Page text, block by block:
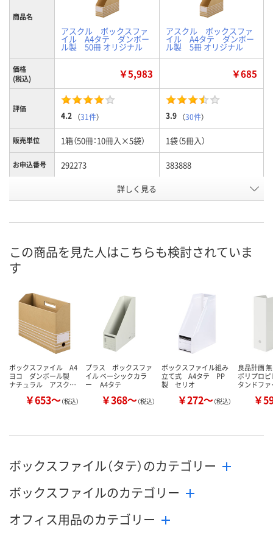
商品名
アスクル ボックスファ
イル A4タテ ダンボー
ル製 50冊 オリジナル
アスクル ボックスファ
イル A4タテ ダンボー
ル製 5冊 オリジナル
価格
(税込)
￥5,983 ￥685
評価
4.2 （31件） 3.9 （30件）
販売単位 1箱（50冊：10冊入×5袋） 1袋（5冊入）
お申込番号 292273 383888
数量 数量
詳しく見る
この商品を見た人はこちらも検討されていま
す
ボックスファイル A4
ヨコ ダンボール製
ナチュラル アスク…
￥653～（税込）
プラス ボックスファ
イル ベーシックカラ
ー A4タテ
￥368～（税込）
ボックスファイル組み
立て式 A4タテ PP
製 セリオ
￥272～（税込）
良品計画
ポリプロ
タンドフ
￥
ボックスファイル（タテ）のカテゴリー
ボックスファイルのカテゴリー
オフィス用品のカテゴリー